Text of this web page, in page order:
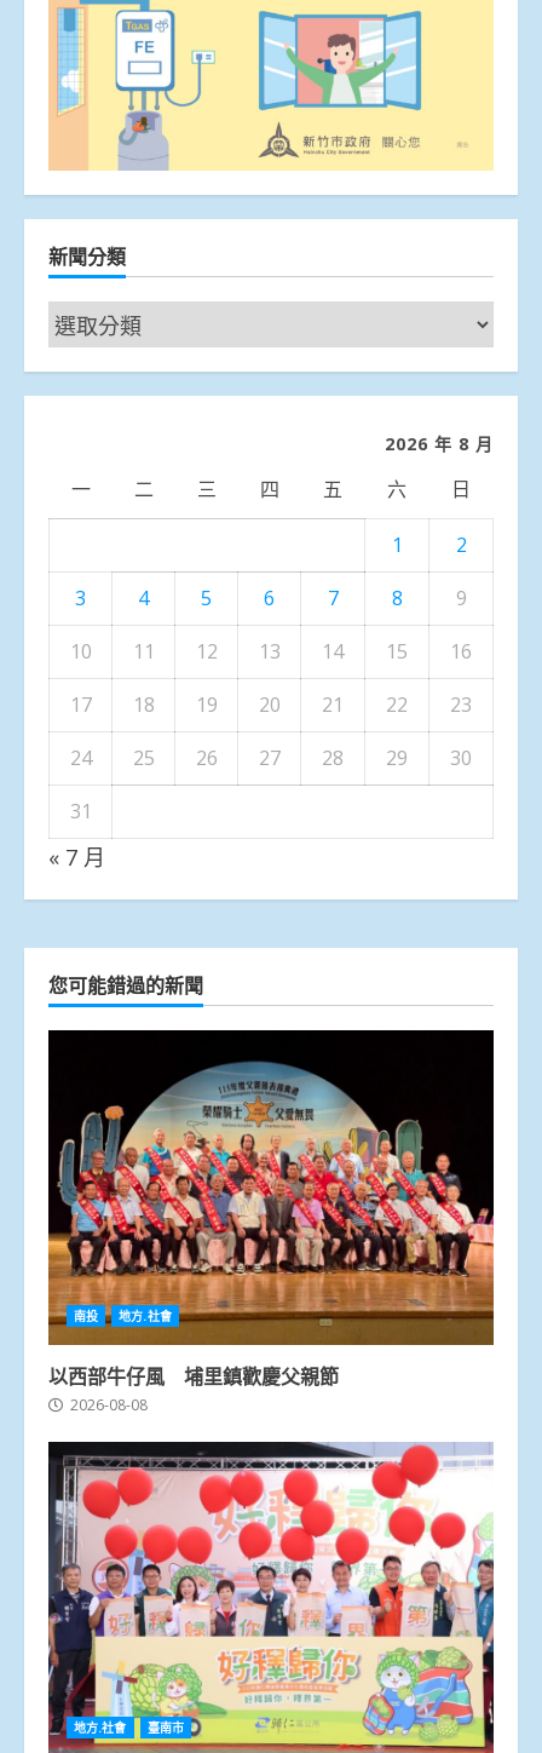
新聞分類
新
聞
分
2026 年 8 月
一 二 三 四 五 六 日
1
2
3
4 5 6 7 8
9
10
11 12 13 14 15
16
17
18 19 20 21 22
23
24
25 26 27 28 29
30
31
« 7 月
您可能錯過的新聞
南投 地方.社會
以西部牛仔風 埔里鎮歡慶父親節
2026-08-08
地方.社會 臺南市